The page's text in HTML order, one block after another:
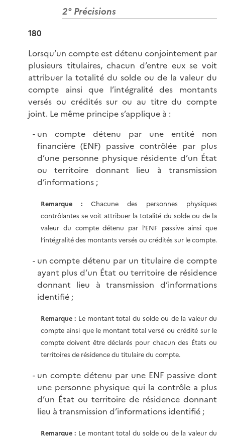
2° Précisions
180
Lorsqu’un compte est détenu conjointement par
plusieurs titulaires, chacun d’entre eux se voit
attribuer la totalité du solde ou de la valeur du
compte ainsi que l’intégralité des montants
versés ou crédités sur ou au titre du compte
joint. Le même principe s’applique à :
un compte détenu par une entité non
financière (ENF) passive contrôlée par plus
d’une personne physique résidente d’un État
ou territoire donnant lieu à transmission
d’informations ;
Remarque :Chacune des personnes physiques
contrôlantes se voit attribuer la totalité du solde ou de la
valeur du compte détenu par l’ENF passive ainsi que
l’intégralité des montants versés ou crédités sur le compte.
un compte détenu par un titulaire de compte
ayant plus d’un État ou territoire de résidence
donnant lieu à transmission d’informations
identifié ;
Remarque : Le montant total du solde ou de la valeur du
compte ainsi que le montant total versé ou crédité sur le
compte doivent être déclarés pour chacun des États ou
territoires de résidence du titulaire du compte.
un compte détenu par une ENF passive dont
une personne physique qui la contrôle a plus
d’un État ou territoire de résidence donnant
lieu à transmission d’informations identifié ;
Remarque : Le montant total du solde ou de la valeur du